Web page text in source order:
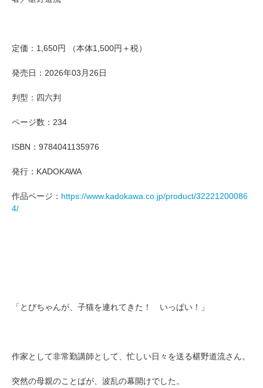
定価：1,650円 （本体1,500円＋税）
発売日：2026年03月26日
判型：四六判
ページ数：234
ISBN：9784041135976
発行：KADOKAWA
作品ページ： https://www.kadokawa.co.jp/product/32221200086
4/
「とびちゃんが、子猫を連れてきた！ いっぱい！」
作家として非常勤講師として、忙しい日々を送る椹野道流さん。
突然の母親のことばが、波乱の幕開けでした。